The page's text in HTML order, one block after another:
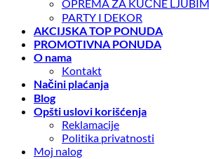
OPREMA ZA KUĆNE
PARTY I DEKOR
AKCIJSKA TOP PONUDA
PROMOTIVNA PONUDA
O nama
Kontakt
Načini plaćanja
Blog
Opšti uslovi korišćenja
Reklamacije
Politika privatnosti
Moj nalog